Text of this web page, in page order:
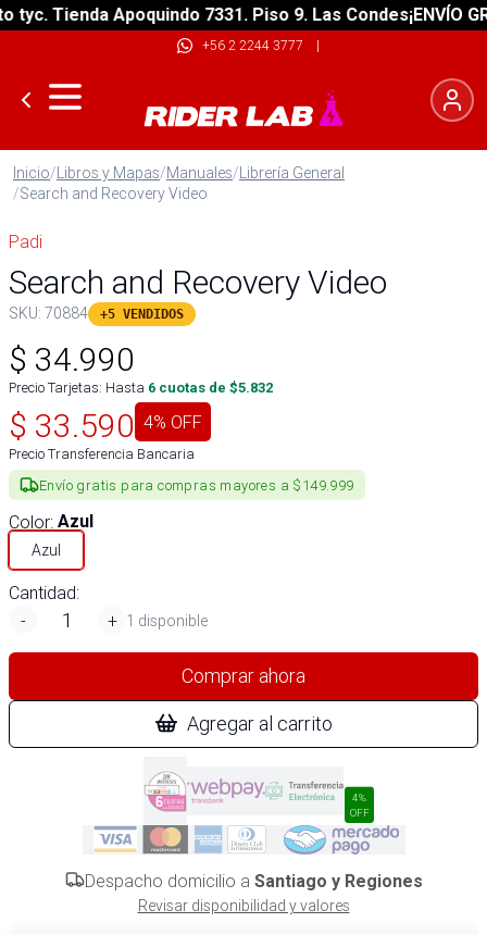
Tienda Apoquindo 7331. Piso 9. Las Condes¡ENVÍO
+56 2 2244 3777 |
Inicio/Libros y Mapas/Manuales/Librería General
/Search and Recovery Video
Padi
Search and Recovery Video
SKU: 70884 +5 VENDIDOS
$ 34.990
Precio Tarjetas: Hasta 6 cuotas de $5.832
$ 33.590 4% OFF
Precio Transferencia Bancaria
Envío gratis para compras mayores a $149.999
Color: Azul
Azul
Cantidad:
-
+ 1 disponible
Comprar ahora
Agregar al carrito
4%
OFF
Despacho domicilio a Santiago y Regiones
Revisar disponibilidad y valores